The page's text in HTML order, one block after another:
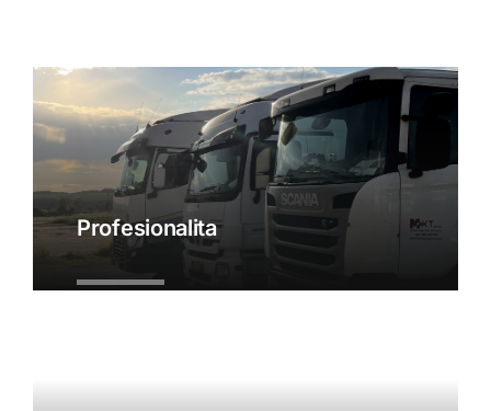
Profesionalita